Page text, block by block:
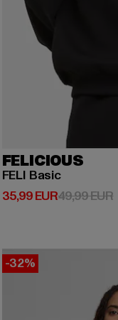
FELICIOUS
FELI Basic
35,99 EUR
Derzeitiger Preis:49,99 EUR
-32%